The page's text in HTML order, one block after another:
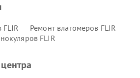
FLIR
Ремонт влагомеров FLIR
FLIR